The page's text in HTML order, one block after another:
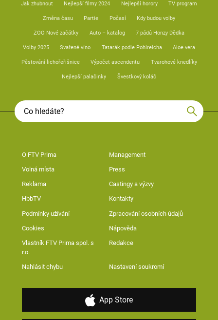
Jak zhubnout Nejlepší filmy 2024 Nejlepší horory TV program
Změna času Partie Počasí Kdy budou volby
ZOO Nové začátky Auto – katalog 7 pádů Honzy Dědka
Volby 2025 Svařené víno Tatarák podle Pohlreicha Aloe vera
Pěstování lichořeřišnice Výpočet ascendentu Tvarohové knedlíky
Nejlepší palačinky Švestkový koláč
O FTV Prima Management
Volná místa Press
Reklama Castingy a výzvy
HbbTV Kontakty
Podmínky užívání Zpracování osobních údajů
Cookies Nápověda
Vlastník FTV Prima spol. s
r.o.
Redakce
Nahlásit chybu Nastavení soukromí
App Store